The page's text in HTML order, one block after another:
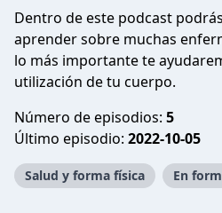
Dentro de este podcast
aprender sobre muchas
lo más importante te
utilización de tu cuerpo.
Número de episodios: 5
Último episodio: 2022-10-05
Salud y forma física En